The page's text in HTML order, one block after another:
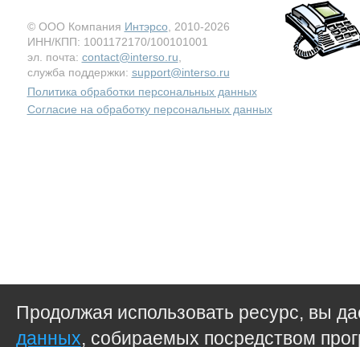
© ООО Компания Интэрсо , 2010-2026
ИНН/КПП: 1001172170/100101001
эл. почта: contact@interso.ru
служба поддержки: support@interso.ru
Политика обработки персональных данных
Согласие на обработку персональных данных
Продолжая использовать ресурс, вы
данных, собираемых посредством